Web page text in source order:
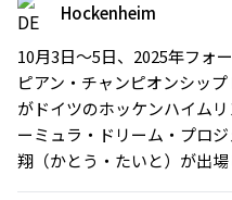
Hockenheim
10月3日〜5日、2025年フォ
ピアン・チャンピオンシッ
がドイツのホッケンハイム
ーミュラ・ドリーム・プロ
翔（かとう・たいと）が出場